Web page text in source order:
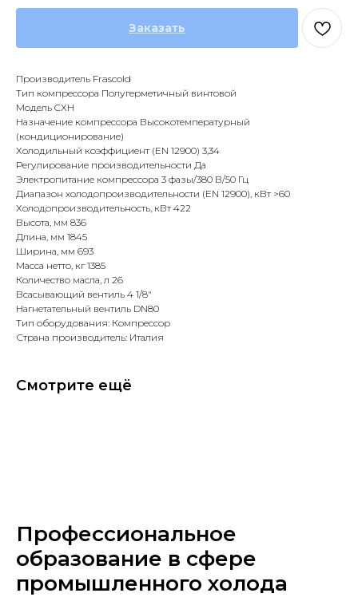
Заказать
Производитель Frascold
Тип компрессора Полугерметичный винтовой
Модель CXH
Назначение компрессора Высокотемпературный
(кондиционирование)
Холодильный коэффициент (EN 12900) 3,34
Регулирование производительности Да
Электропитание компрессора 3 фазы/380 В/50 Гц
Диапазон холодопроизводительности (EN 12900), кВт >60
Холодопроизводительность, кВт 422
Высота, мм 836
Длина, мм 1845
Ширина, мм 693
Масса нетто, кг 1385
Количество масла, л 26
Всасывающий вентиль 4 1/8"
Нагнетательный вентиль DN80
Тип оборудования: Компрессор
Страна производитель: Италия
Смотрите ещё
Профессиональное
образование в сфере
промышленного холода